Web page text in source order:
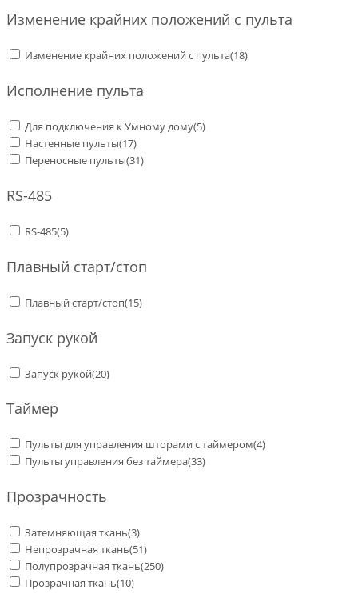
Изменение крайних положений с пульта
Изменение крайних положений с пульта(18)
Исполнение пульта
Для подключения к Умному дому(5)
Настенные пульты(17)
Переносные пульты(31)
RS-485
RS-485(5)
Плавный старт/стоп
Плавный старт/стоп(15)
Запуск рукой
Запуск рукой(20)
Таймер
Пульты для управления шторами с таймером(4)
Пульты управления без таймера(33)
Прозрачность
Затемняющая ткань(3)
Непрозрачная ткань(51)
Полупрозрачная ткань(250)
Прозрачная ткань(10)